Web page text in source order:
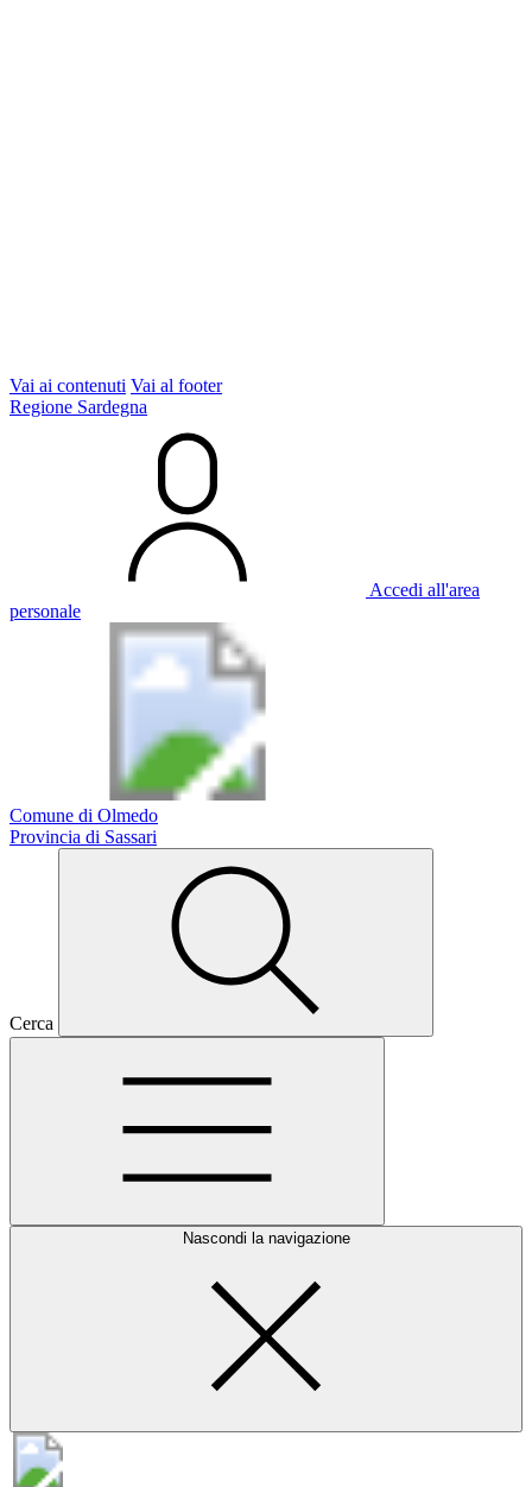
Vai ai contenuti Vai al footer
Regione Sardegna
Accedi all'area
personale
Comune di Olmedo
Provincia di Sassari
Cerca
Nascondi la navigazione